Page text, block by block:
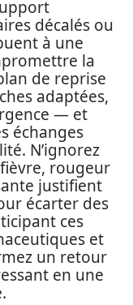
décalés ou
à une
la
de reprise
adaptées,
— et
échanges
N’ignorez
rougeur
justifient
écarter des
ces
et
un retour
en une